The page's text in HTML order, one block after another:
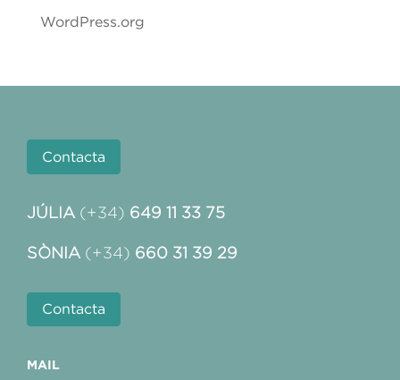
WordPress.org
Contacta
JÚLIA (+34) 649 11 33 75
SÒNIA (+34) 660 31 39 29
Contacta
MAIL